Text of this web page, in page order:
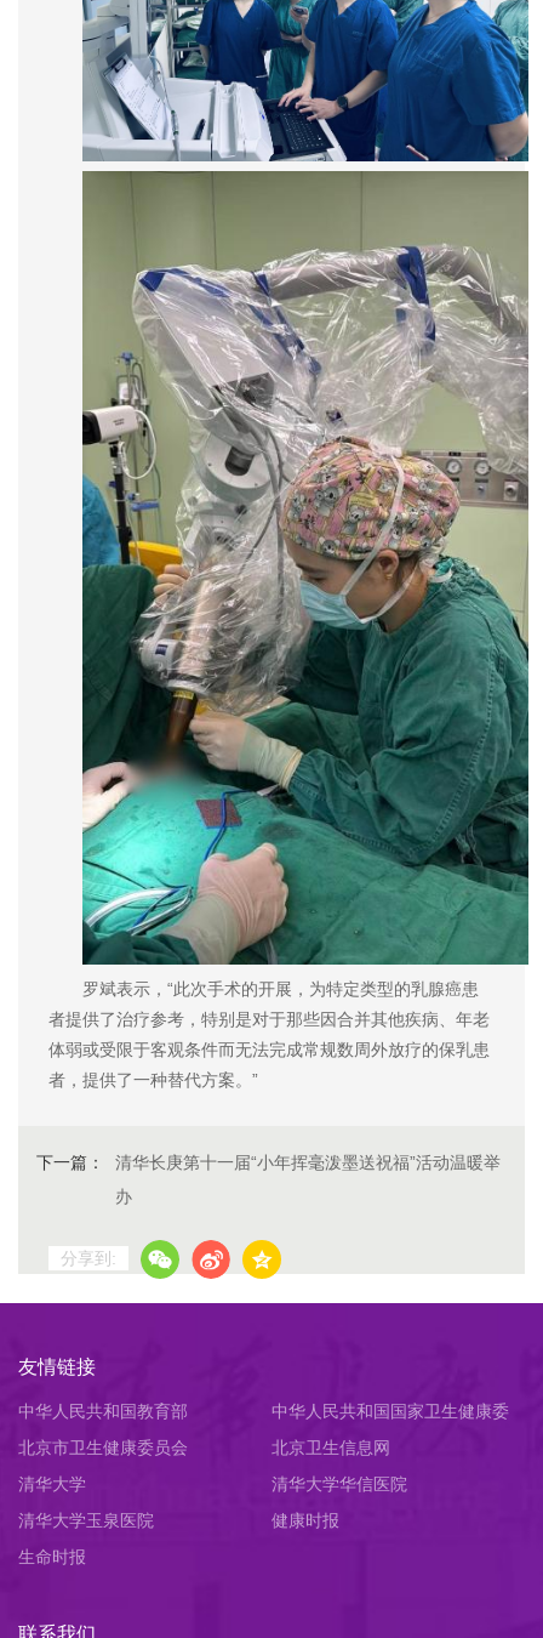
罗斌表示，“此次手术的开展，为特定类型的乳腺癌患
者提供了治疗参考，特别是对于那些因合并其他疾病、年老
体弱或受限于客观条件而无法完成常规数周外放疗的保乳患
者，提供了一种替代方案。”
下一篇：
清华长庚第十一届“小年挥毫泼墨送祝福”活动温暖举
办
分享到:
友情链接
中华人民共和国教育部
中华人民共和国国家卫生健康委
员会
北京市卫生健康委员会
北京卫生信息网
清华大学
清华大学华信医院
清华大学玉泉医院
健康时报
生命时报